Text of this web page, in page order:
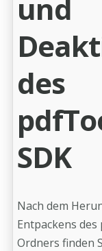
und
des
SDK
Nach dem
Entpackens
Ordners finden